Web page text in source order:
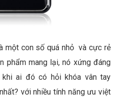
một con số quá nhỏ và cực rẻ
phẩm mang lại, nó xứng đáng
ai đó có hỏi khóa vân tay
với nhiều tính năng ưu việt